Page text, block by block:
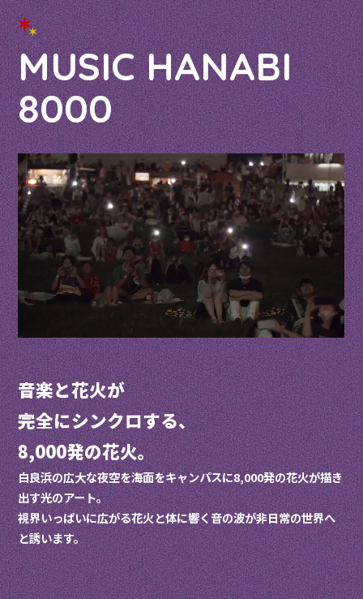
MUSIC HANABI
8000
音楽と花火が
完全にシンクロする、
8,000発の花火。
白良浜の広大な夜空を海面をキャンパスに8,000発の花火が描き
出す光のアート。
視界いっぱいに広がる花火と体に響く音の波が非日常の世界へ
と誘います。